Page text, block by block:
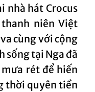
nhà hát Crocus
niên Việt
cùng với cộng
sống tại Nga đã
rét để hiến
thời quyên tiền